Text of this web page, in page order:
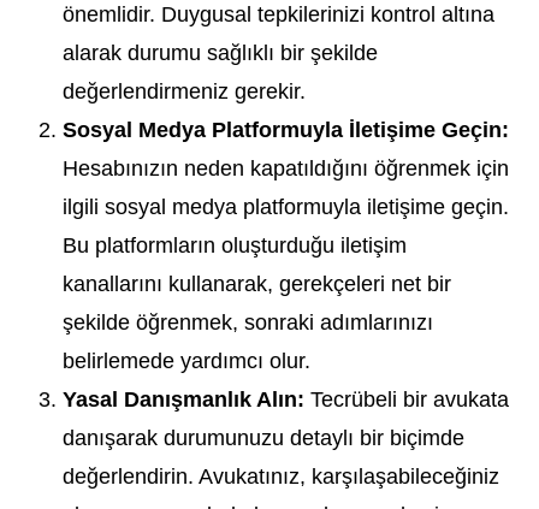
önemlidir. Duygusal tepkilerinizi kontrol altına
alarak durumu sağlıklı bir şekilde
değerlendirmeniz gerekir.
Sosyal Medya Platformuyla İletişime Geçin:
Hesabınızın neden kapatıldığını öğrenmek için
ilgili sosyal medya platformuyla iletişime geçin.
Bu platformların oluşturduğu iletişim
kanallarını kullanarak, gerekçeleri net bir
şekilde öğrenmek, sonraki adımlarınızı
belirlemede yardımcı olur.
Yasal Danışmanlık Alın: Tecrübeli bir avukata
danışarak durumunuzu detaylı bir biçimde
değerlendirin. Avukatınız, karşılaşabileceğiniz